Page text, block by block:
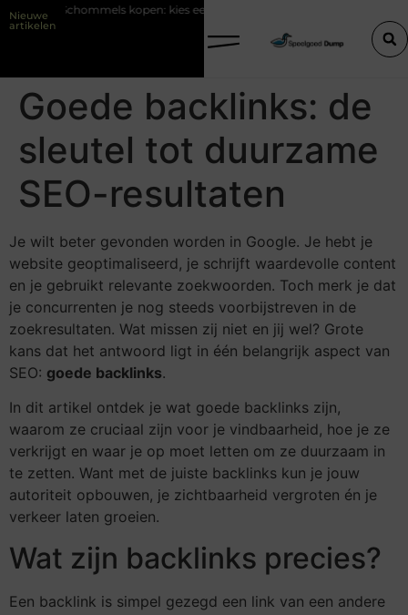
Nieuwe
artikelen
Schommels kopen: kies eerst plek en ondergrond in je tuin
Goede backlinks: de
sleutel tot duurzame
SEO-resultaten
Je wilt beter gevonden worden in Google. Je hebt je
website geoptimaliseerd, je schrijft waardevolle content
en je gebruikt relevante zoekwoorden. Toch merk je dat
je concurrenten je nog steeds voorbijstreven in de
zoekresultaten. Wat missen zij niet en jij wel? Grote
kans dat het antwoord ligt in één belangrijk aspect van
SEO: goede backlinks.
In dit artikel ontdek je wat goede backlinks zijn,
waarom ze cruciaal zijn voor je vindbaarheid, hoe je ze
verkrijgt en waar je op moet letten om ze duurzaam in
te zetten. Want met de juiste backlinks kun je jouw
autoriteit opbouwen, je zichtbaarheid vergroten én je
verkeer laten groeien.
Wat zijn backlinks precies?
Een backlink is simpel gezegd een link van een andere